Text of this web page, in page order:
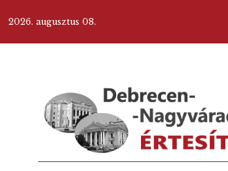
2026. augusztus 08.